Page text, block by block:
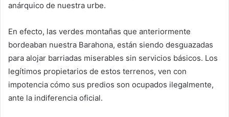
anárquico de nuestra urbe.
En efecto, las verdes montañas que anteriormente
bordeaban nuestra Barahona, están siendo desguazadas
para alojar barriadas miserables sin servicios básicos. Los
legítimos propietarios de estos terrenos, ven con
impotencia cómo sus predios son ocupados ilegalmente,
ante la indiferencia oficial.